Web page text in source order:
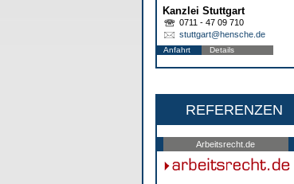
Kanzlei Stuttgart
0711 - 47 09 710
stuttgart@hensche.de
Anfahrt Details
REFERENZEN
Arbeitsrecht.de